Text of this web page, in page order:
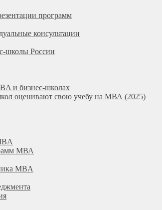
программ
консультации
школы России
и бизнес-школах
оценивают свою учебу на МВА (2025)
МВА
MBA